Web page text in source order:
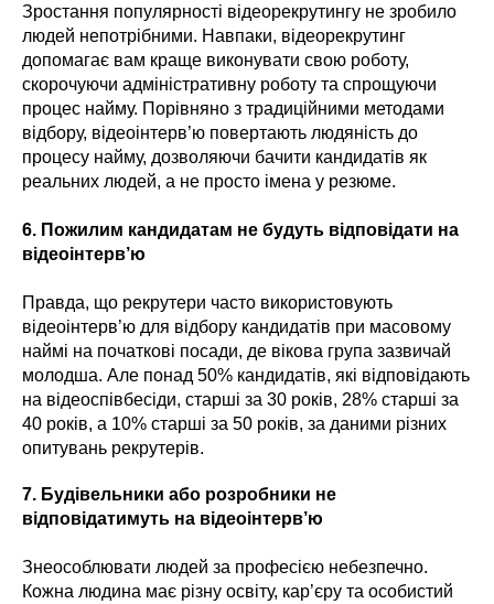
Зростання популярності відеорекрутингу не зробило
людей непотрібними. Навпаки, відеорекрутинг
допомагає вам краще виконувати свою роботу,
скорочуючи адміністративну роботу та спрощуючи
процес найму. Порівняно з традиційними методами
відбору, відеоінтерв’ю повертають людяність до
процесу найму, дозволяючи бачити кандидатів як
реальних людей, а не просто імена у резюме.
6. Пожилим кандидатам не будуть відповідати на
відеоінтерв’ю
Правда, що рекрутери часто використовують
відеоінтерв’ю для відбору кандидатів при масовому
наймі на початкові посади, де вікова група зазвичай
молодша. Але понад 50% кандидатів, які відповідають
на відеоспівбесіди, старші за 30 років, 28% старші за
40 років, а 10% старші за 50 років, за даними різних
опитувань рекрутерів.
7. Будівельники або розробники не
відповідатимуть на відеоінтерв’ю
Знеособлювати людей за професією небезпечно.
Кожна людина має різну освіту, кар’єру та особистий